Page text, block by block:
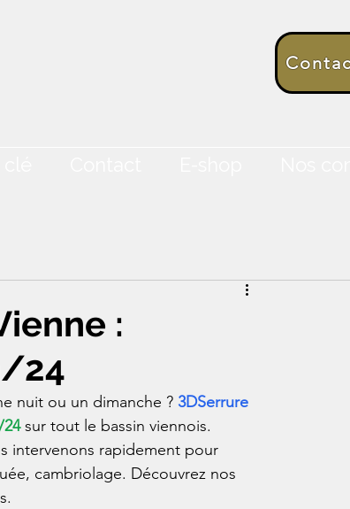
:
24
nuit ou un dimanche ? 3DSerrure
sur tout le bassin viennois.
intervenons rapidement pour
cambriolage. Découvrez nos